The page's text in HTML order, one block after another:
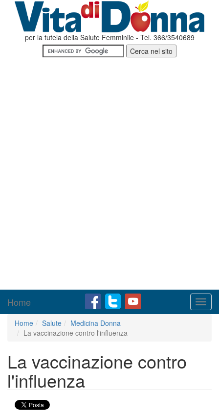
per la tutela della Salute Femminile - Tel. 366/3540689
Home
Home Salute
Medicina Donna
La vaccinazione contro l'influenza
La vaccinazione contro
l'influenza